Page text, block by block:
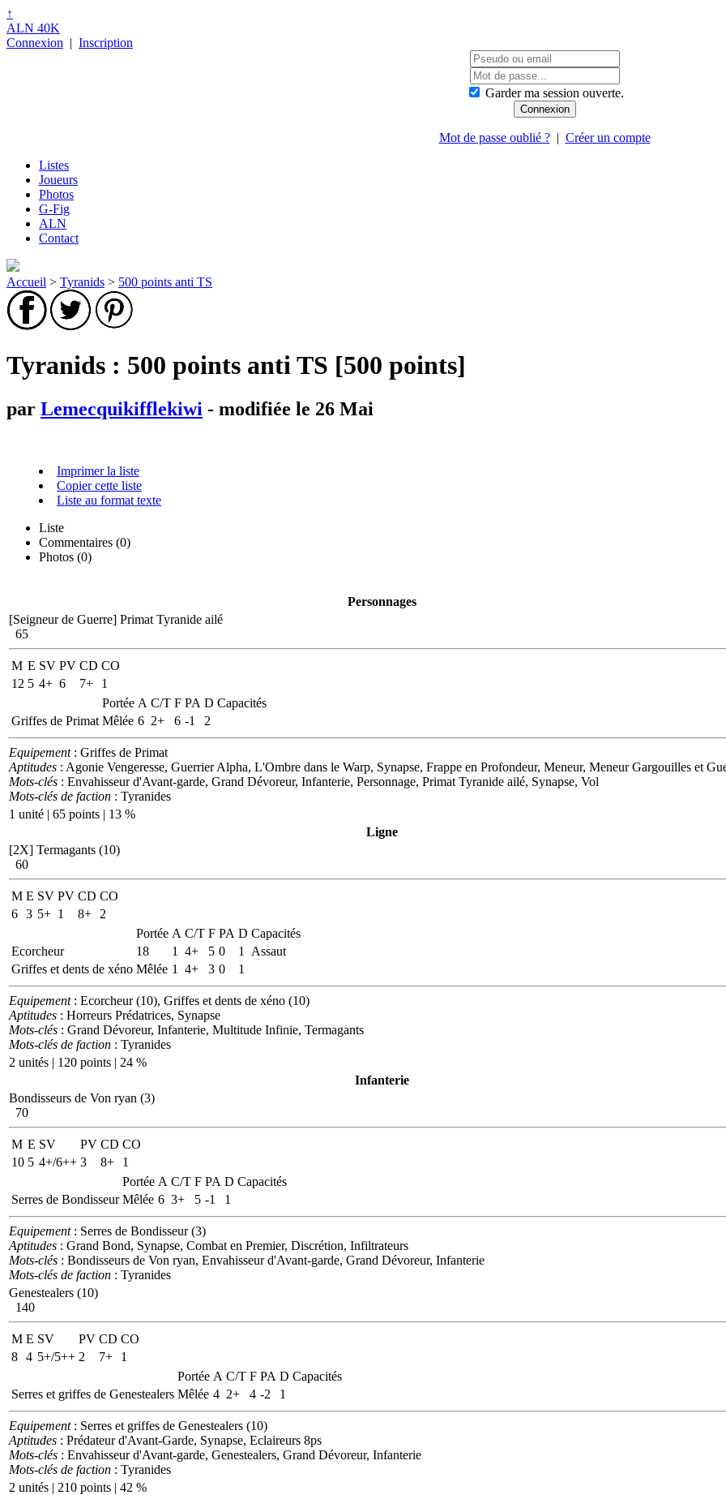
↑
ALN 40K
Connexion | Inscription
Garder ma session ouverte.
Mot de passe oublié ?| Créer un compte
Listes
Joueurs
Photos
G-Fig
ALN
Contact
Accueil > Tyranids > 500 points anti TS
Tyranids : 500 points anti TS [500 points]
par Lemecquikifflekiwi - modifiée le 26 Mai
Imprimer la liste
Copier cette liste
Liste au format texte
Liste
Commentaires (0)
Photos (0)
Personnages
[Seigneur de Guerre] Primat Tyranide ailé
65
M E SV PV CD CO
12 5 4+ 6 7+
1
Portée A C/T F PA D Capacités
Griffes de Primat Mêlée 6 2+ 6 -1 2
Equipement: Griffes de Primat
Aptitudes : Agonie Vengeresse, Guerrier Alpha, L'Ombre dans le Warp, Synapse, Frappe en Profondeur, Meneur, Meneur Gargouilles et
Mots-clés : Envahisseur d'Avant-garde, Grand Dévoreur, Infanterie, Personnage, Primat Tyranide ailé, Synapse, Vol
Mots-clés de faction : Tyranides
1 unité | 65 points | 13 %
Ligne
[2X] Termagants (10)
60
M E SV PV CD CO
6 3 5+ 1 8+
2
Portée A C/T F PA D Capacités
Ecorcheur
18 1 4+ 5 0 1
Assaut
Griffes et dents de xéno Mêlée 1 4+ 3 0 1
Equipement: Ecorcheur (10), Griffes et dents de xéno (10)
Aptitudes : Horreurs Prédatrices, Synapse
Mots-clés : Grand Dévoreur, Infanterie, Multitude Infinie, Termagants
Mots-clés de faction : Tyranides
2 unités | 120 points | 24 %
Infanterie
Bondisseurs de Von ryan (3)
70
M E SV PV CD CO
10 5 4+/6++ 3 8+
1
Portée A C/T F PA D Capacités
Serres de Bondisseur Mêlée 6 3+ 5 -1 1
Equipement: Serres de Bondisseur (3)
Aptitudes : Grand Bond, Synapse, Combat en Premier, Discrétion, Infiltrateurs
Mots-clés : Bondisseurs de Von ryan, Envahisseur d'Avant-garde, Grand Dévoreur, Infanterie
Mots-clés de faction : Tyranides
Genestealers (10)
140
M E SV PV CD CO
8 4 5+/5++ 2 7+
1
Portée A C/T F PA D Capacités
Serres et griffes de Genestealers Mêlée 4 2+ 4 -2 1
Equipement: Serres et griffes de Genestealers (10)
Aptitudes : Prédateur d'Avant-Garde, Synapse, Eclaireurs 8ps
Mots-clés : Envahisseur d'Avant-garde, Genestealers, Grand Dévoreur, Infanterie
Mots-clés de faction : Tyranides
2 unités | 210 points | 42 %